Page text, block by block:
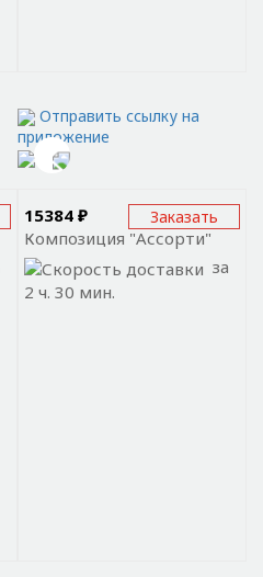
Отправить ссылку на
приложение
Заказать
15384 ₽
Композиция "Ассорти"
за
2 ч. 30 мин.